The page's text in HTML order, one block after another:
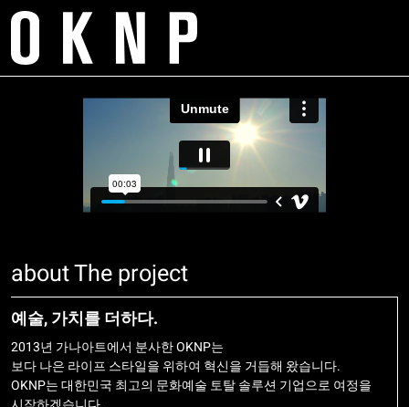
Skip
About
Works
Service
E. project@oknp.kr
Galleries
Exhibition
Academy
about The project
예술, 가치를 더하다.
2013년 가나아트에서 분사한 OKNP는
보다 나은 라이프 스타일을 위하여 혁신을 거듭해 왔습니다.
OKNP는 대한민국 최고의 문화예술 토탈 솔루션 기업으로 여정을